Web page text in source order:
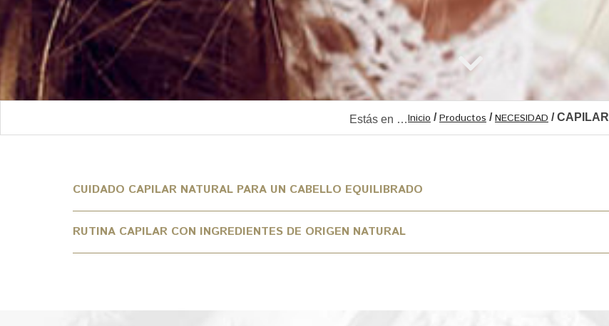
Estás en …Inicio /Productos /NECESIDAD / CAPILAR
CUIDADO CAPILAR NATURAL PARA UN CABELLO EQUILIBRADO
RUTINA CAPILAR CON INGREDIENTES DE ORIGEN NATURAL